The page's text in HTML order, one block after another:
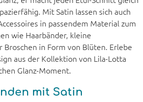
Mit Satin lassen sich auch
in passendem Material zum
wie Haarbänder, kleine
Broschen in Form von Blüten. Erlebe
aus der Kollektion von Lila-Lotta
Glanz-Moment.
mit Satin